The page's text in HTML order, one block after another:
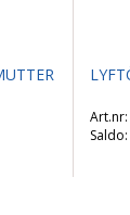
Saldo: